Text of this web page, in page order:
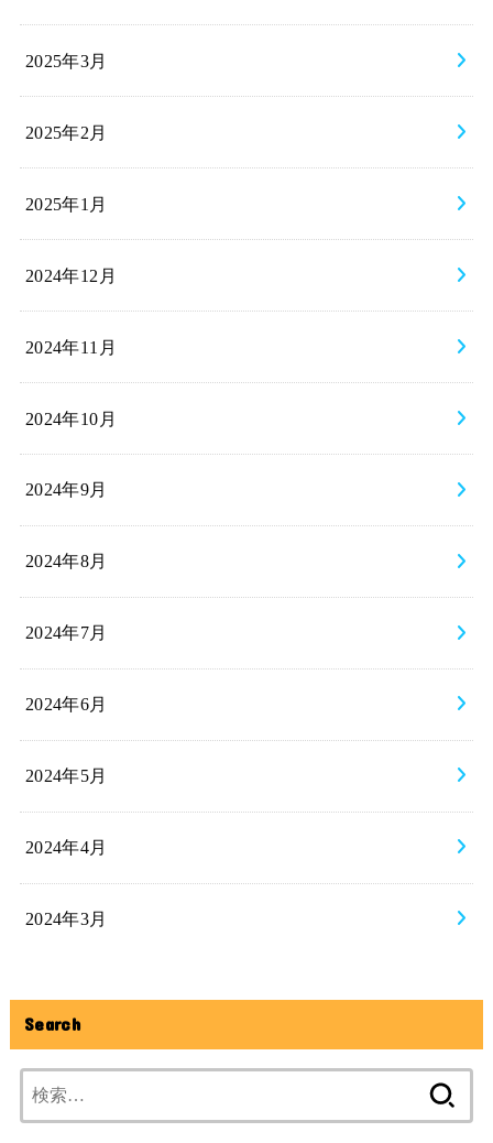
2025年3月
2025年2月
2025年1月
2024年12月
2024年11月
2024年10月
2024年9月
2024年8月
2024年7月
2024年6月
2024年5月
2024年4月
2024年3月
Search
索: